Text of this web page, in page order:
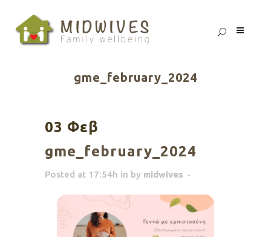
gme_february_2024
03 Φεβ
gme_february_2024
Posted at 17:54h in by midwives